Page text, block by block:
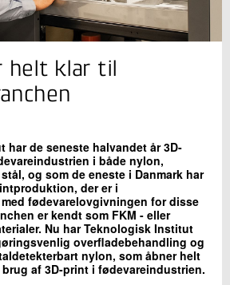
helt klar til
har de seneste halvandet år 3D-
i både nylon,
og som de eneste i Danmark har
der er i
fødevarelovgivningen for disse
er kendt som FKM - eller
Nu har Teknologisk Institut
overfladebehandling og
nylon, som åbner helt
af 3D-print i fødevareindustrien.